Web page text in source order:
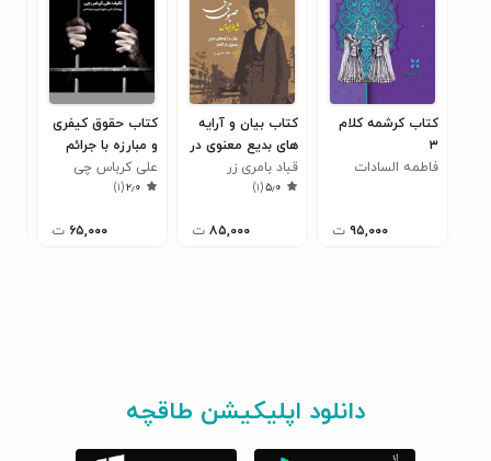
کتاب کرشمه کلام
۳
فاطمه السادات
۹۵,۰۰۰ ت
کتاب بیان و آرایه
های بدیع معنوی در
اشعار شاطر عباس
صبوحی قمی
قباد بامری زر
۵٫۰(۱)
۸۵,۰۰۰ ت
کتاب حقوق کیفری
و مبارزه با جرائم
مواد مخدر
علی کرباس چی
۲٫۰(۱)
۶۵,۰۰۰ ت
دانلود اپلیکیشن طاقچه